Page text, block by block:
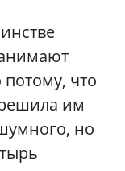
что
им
но